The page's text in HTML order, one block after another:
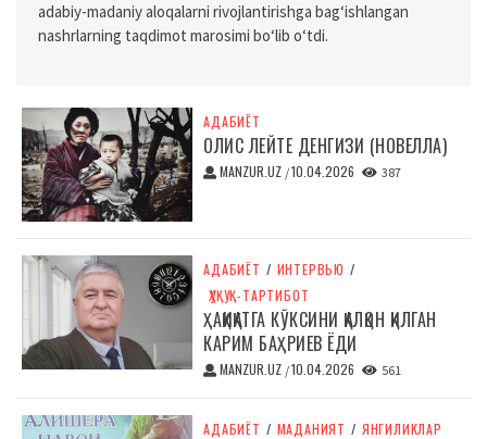
adabiy-madaniy aloqalarni rivojlantirishga bag‘ishlangan
nashrlarning taqdimot marosimi bo‘lib o‘tdi.
АДАБИЁТ
ОЛИС ЛЕЙТЕ ДЕНГИЗИ (НОВЕЛЛА)
MANZUR.UZ /10.04.2026 387
АДАБИЁТ / ИНТЕРВЬЮ /
ҲУҚУҚ-ТАРТИБОТ
ҲАҚИҚАТГА КЎКСИНИ ҚАЛҚОН ҚИЛГАН
КАРИМ БАҲРИЕВ ЁДИ
MANZUR.UZ /10.04.2026 561
АДАБИЁТ / МАДАНИЯТ / ЯНГИЛИКЛАР